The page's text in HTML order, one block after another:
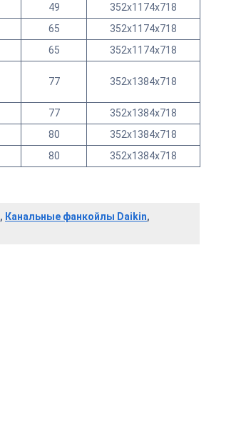
49
352x1174x718
65
352x1174x718
65 352x1174x718
77 352x1384x718
77
352x1384x718
80
352x1384x718
80 352x1384x718
, Канальные фанкойлы Daikin,